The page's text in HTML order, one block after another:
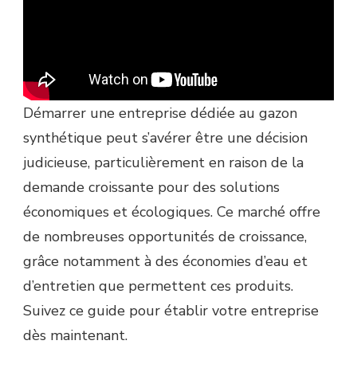
Démarrer une entreprise dédiée au gazon
synthétique peut s’avérer être une décision
judicieuse, particulièrement en raison de la
demande croissante pour des solutions
économiques et écologiques. Ce marché offre
de nombreuses opportunités de croissance,
grâce notamment à des économies d’eau et
d’entretien que permettent ces produits.
Suivez ce guide pour établir votre entreprise
dès maintenant.